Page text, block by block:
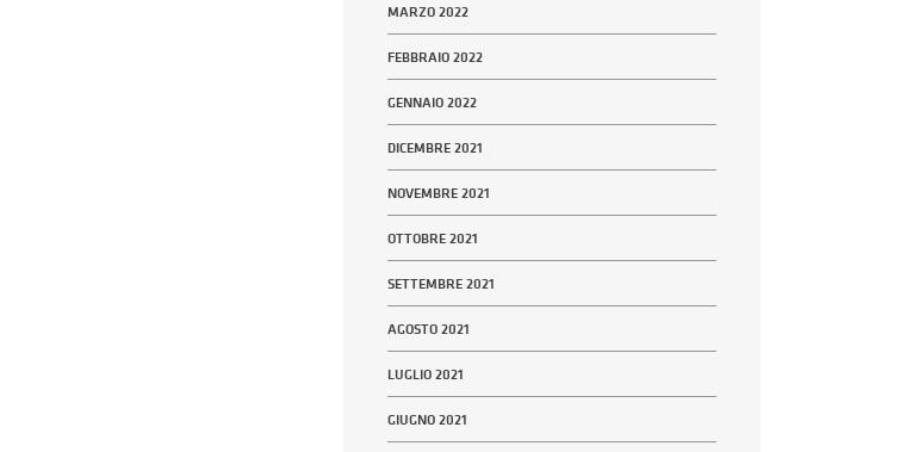
MARZO 2022
FEBBRAIO 2022
GENNAIO 2022
DICEMBRE 2021
NOVEMBRE 2021
OTTOBRE 2021
SETTEMBRE 2021
AGOSTO 2021
LUGLIO 2021
GIUGNO 2021